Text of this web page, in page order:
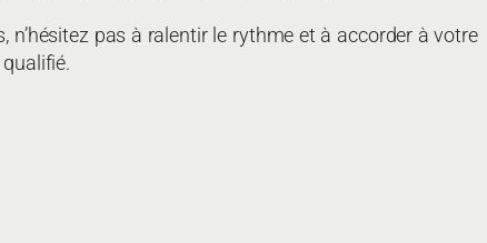
pas à ralentir le rythme et à accorder à votre